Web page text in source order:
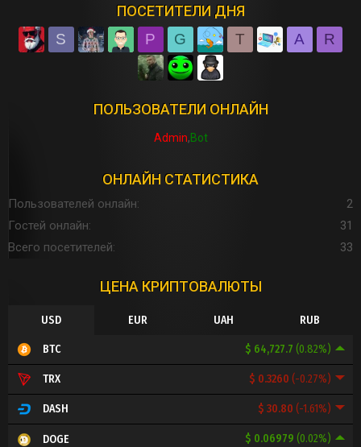
ПОСЕТИТЕЛИ ДНЯ
S P G T A R
ПОЛЬЗОВАТЕЛИ ОНЛАЙН
Admin Bot
ОНЛАЙН СТАТИСТИКА
Пользователей онлайн
2
Гостей онлайн
31
Всего посетителей
33
ЦЕНА КРИПТОВАЛЮТЫ
USD EUR UAH RUB
$ 64,727.7 (0.82%)
BTC
$ 0.3260 (-0.27%)
TRX
$ 30.80 (-1.61%)
DASH
$ 0.06979 (0.02%)
DOGE